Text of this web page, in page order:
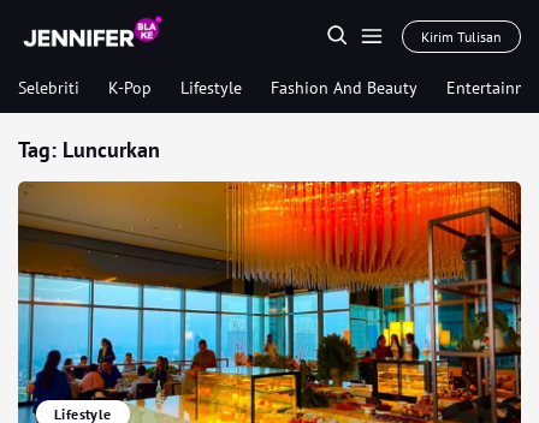
Kirim Tulisan
Selebriti K-Pop Lifestyle Fashion And Beauty
Tag: Luncurkan
Lifestyle